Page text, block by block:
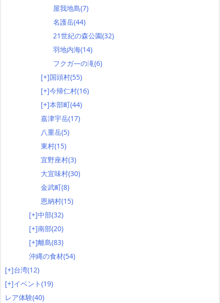
屋我地島(7)
名護岳(44)
21世紀の森公園(32)
羽地内海(14)
フクガ―の滝(6)
[+]国頭村(55)
[+]今帰仁村(16)
[+]本部町(44)
嘉津宇岳(17)
八重岳(5)
東村(15)
宜野座村(3)
大宜味村(30)
金武町(8)
恩納村(15)
[+]中部(32)
[+]南部(20)
[+]離島(83)
沖縄の食材(54)
[+]台湾(12)
[+]イベント(19)
レア体験(40)